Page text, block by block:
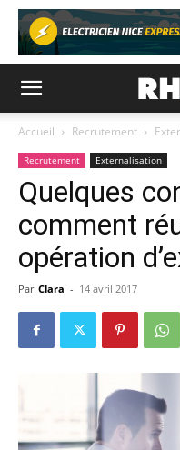
Accueil Recrutement
Recrutement Externalisation
Quelques
comment
opération
Par Clara - 14 avril 2017